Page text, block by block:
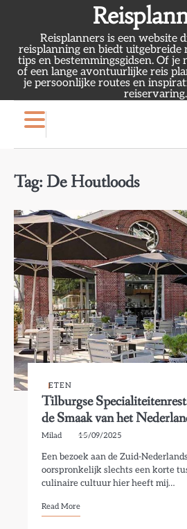
Reisplanners is een website
reisplanning en biedt uitgebreide
tips en bestemmingsgidsen. Of
of een lange avontuurlijke reis
je persoonlijke routes en
reiservaring.
Tag: De Houtloods
ETEN
Tilburgse
de Smaak van het
Milad 15/09/2025
Een bezoek aan de Zuid-
oorspronkelijk slechts een korte
culinaire cultuur hier heeft mij…
Read More